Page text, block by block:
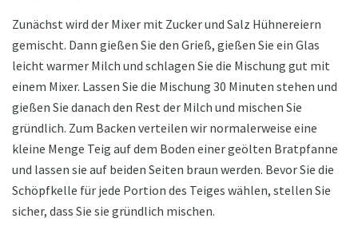
Zunächst wird der Mixer mit Zucker und Salz Hühnereiern
gemischt. Dann gießen Sie den Grieß, gießen Sie ein Glas
leicht warmer Milch und schlagen Sie die Mischung gut mit
einem Mixer. Lassen Sie die Mischung 30 Minuten stehen und
gießen Sie danach den Rest der Milch und mischen Sie
gründlich. Zum Backen verteilen wir normalerweise eine
kleine Menge Teig auf dem Boden einer geölten Bratpfanne
und lassen sie auf beiden Seiten braun werden. Bevor Sie die
Schöpfkelle für jede Portion des Teiges wählen, stellen Sie
sicher, dass Sie sie gründlich mischen.